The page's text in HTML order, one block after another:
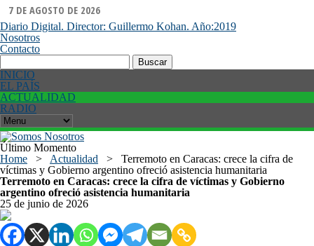
7 DE AGOSTO DE 2026
Diario Digital. Director: Guillermo Kohan. Año:2019
Nosotros
Contacto
Buscar:
INICIO
EL PAÍS
ACTUALIDAD
RADIO
Último Momento
Home > Actualidad > Terremoto en Caracas: crece la cifra de
víctimas y Gobierno argentino ofreció asistencia humanitaria
Terremoto en Caracas: crece la cifra de víctimas y Gobierno
argentino ofreció asistencia humanitaria
25 de junio de 2026